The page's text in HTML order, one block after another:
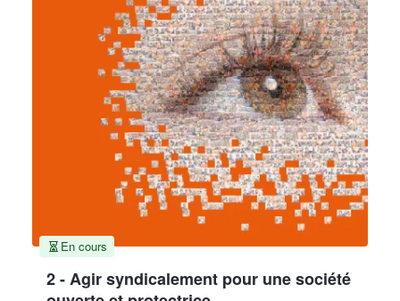
En cours
2 - Agir syndicalement pour une société